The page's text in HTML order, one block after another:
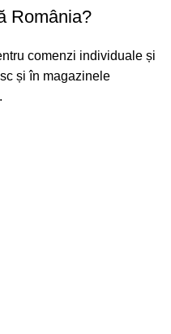
România?
comenzi individuale și
și în magazinele